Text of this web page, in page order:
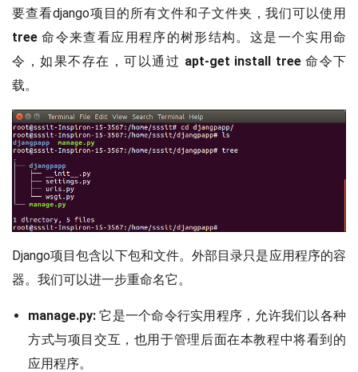
要查看django项目的所有文件和子文件夹，我们可以使用
tree 命令来查看应用程序的树形结构。这是一个实用命
令，如果不存在，可以通过 apt-get install tree命令下
载。
Django项目包含以下包和文件。外部目录只是应用程序的容
器。我们可以进一步重命名它。
manage.py: 它是一个命令行实用程序，允许我们以各种
方式与项目交互，也用于管理后面在本教程中将看到的
应用程序。